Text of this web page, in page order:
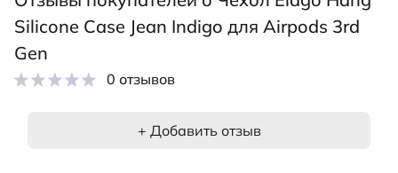
Silicone Case Jean Indigo для Airpods 3rd
Gen
0 отзывов
+ Добавить отзыв